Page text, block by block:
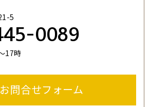
5
0089
17時
お問合せフォーム